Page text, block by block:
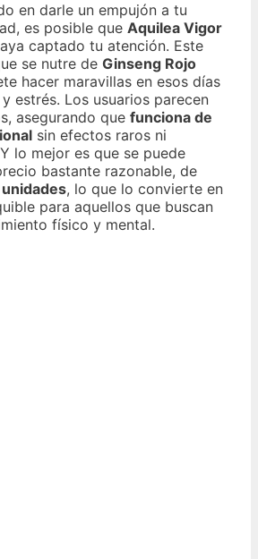
en darle un empujón a tu
es posible que Aquilea Vigor
captado tu atención. Este
se nutre de Ginseng Rojo
hacer maravillas en esos días
estrés. Los usuarios parecen
asegurando que funciona de
sin efectos raros ni
lo mejor es que se puede
bastante razonable, de
, lo que lo convierte en
para aquellos que buscan
físico y mental.